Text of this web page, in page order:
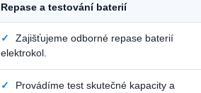
Repase a testování baterií
✓
Zajišťujeme odborné repase baterií
elektrokol.
✓
Provádíme test skutečné kapacity a